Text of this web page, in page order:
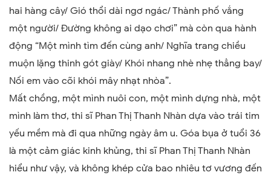
hai hàng cây/ Gió thổi dài ngơ ngác/ Thành phố vắng
một người/ Đường không ai dạo chơi” mà còn qua hành
động “Một mình tìm đến cùng anh/ Nghĩa trang chiều
muộn lặng thinh gót giày/ Khói nhang nhè nhẹ thẳng bay/
Nối em vào cõi khói mây nhạt nhòa”.
Mất chồng, một mình nuôi con, một mình dựng nhà, một
mình làm thơ, thi sĩ Phan Thị Thanh Nhàn dựa vào trái tim
yếu mềm mà đi qua những ngày âm u. Góa bụa ở tuổi 36
là một cảm giác kinh khủng, thi sĩ Phan Thị Thanh Nhàn
hiểu như vậy, và không khép cửa bao nhiêu tơ vương đến